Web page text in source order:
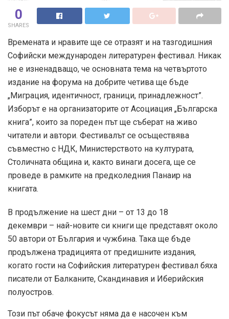
0
SHARES
Времената и нравите ще се отразят и на тазгодишния
Софийски международен литературен фестивал. Никак
не е изненадващо, че основната тема на четвъртото
издание на форума на добрите четива ще бъде
„Миграция, идентичност, граници, принадлежност”.
Изборът е на организаторите от Асоциация „Българска
книга”, които за пореден път ще съберат на живо
читатели и автори. Фестивалът се осъществява
съвместно с НДК, Министерството на културата,
Столичната община и, както винаги досега, ще се
проведе в рамките на предколедния Панаир на
книгата.
В продължение на шест дни – от 13 до 18
декември – най-новите си книги ще представят около
50 автори от България и чужбина. Така ще бъде
продължена традицията от предишните издания,
когато гости на Софийския литературен фестивал бяха
писатели от Балканите, Скандинавия и Иберийския
полуостров.
Този път обаче фокусът няма да е насочен към